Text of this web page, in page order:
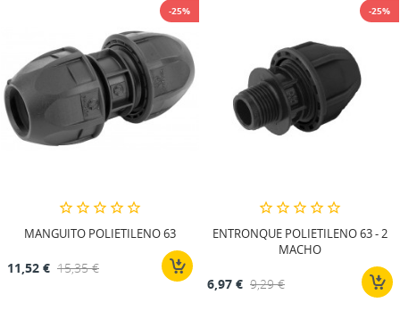
-25%
MANGUITO POLIETILENO 63
11,52 € 15,35 €
-25%
ENTRONQUE POLIETILENO 63 - 2
MACHO
6,97 € 9,29 €